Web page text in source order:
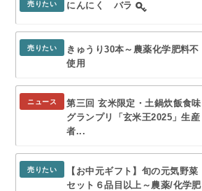
売りたい にんにく バラ
売りたい
きゅうり30本～農薬化学肥料不
使用
ニュース
第三回 玄米限定・土鍋炊飯食味
グランプリ「玄米王2025」生産
者...
売りたい
【お中元ギフト】旬の元気野菜
セット６品目以上～農薬/化学肥